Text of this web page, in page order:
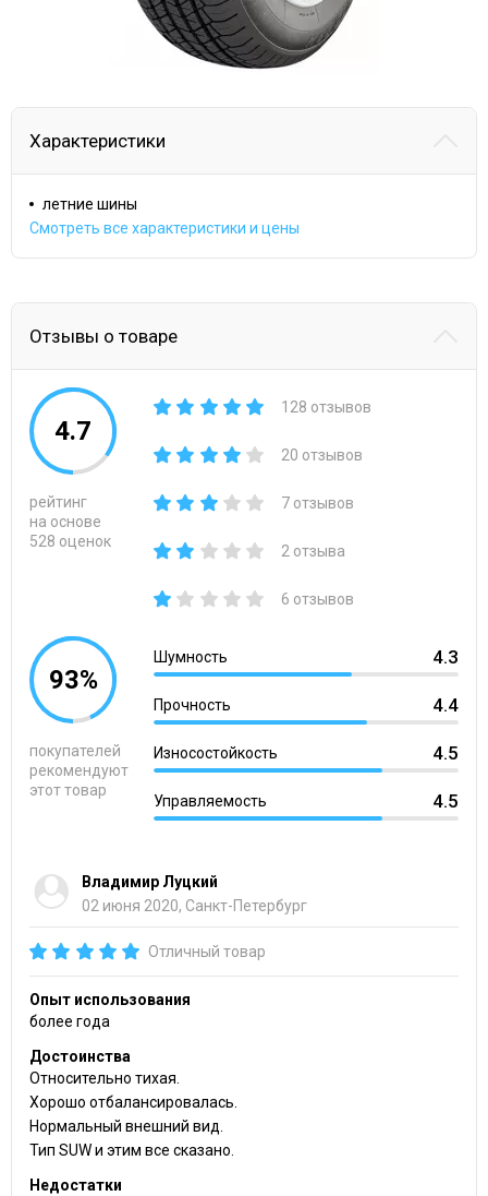
Характеристики
летние шины
Смотреть все характеристики и цены
Отзывы о товаре
4.7
рейтинг
на основе
528 оценок
128 отзывов
20 отзывов
7 отзывов
2 отзыва
6 отзывов
93%
покупателей
рекомендуют
этот товар
Шумность 4.3
Прочность 4.4
Износостойкость 4.5
Управляемость 4.5
Владимир Луцкий
02 июня 2020, Санкт-Петербург
Отличный товар
Опыт использования
более года
Достоинства
Относительно тихая.
Хорошо отбалансировалась.
Нормальный внешний вид.
Тип SUW и этим все сказано.
Недостатки